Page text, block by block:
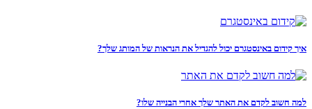
איך קידום באינסטגרם יכול להגדיל את הנראות של המותג שלך?
למה חשוב לקדם את האתר שלך אחרי הבנייה שלו?